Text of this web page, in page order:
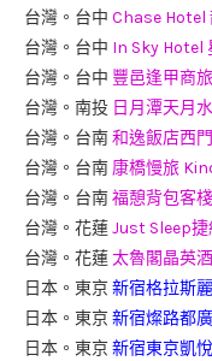
台灣。台中 Chase Hotel
台灣。台中 In Sky Hotel
台灣。台中 豐邑逢甲商旅
台灣。南投 日月潭天月
台灣。台南和逸飯店西
台灣。台南 康橋慢旅
台灣。台南福憩背包客棧
台灣。花蓮Just Sleep
台灣。花蓮太魯閣晶英
日本。東京新宿格拉斯
日本。東京新宿燦路都
日本。東京新宿東京凱